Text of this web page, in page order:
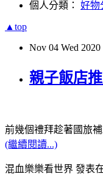
個人分類： 好物
▲top
Nov 04 Wed 2020
親子飯店
前幾個禮拜趁著國旅
(繼續閱讀...)
混血樂樂看世界 發表